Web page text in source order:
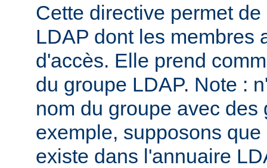
Cette directive permet
LDAP dont les membres
d'accès. Elle prend
du groupe LDAP. Note :
nom du groupe avec des
exemple, supposons
existe dans l'annuaire